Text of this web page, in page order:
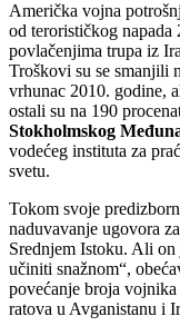
Američka vojna
od terorističkog
povlačenjima trupa iz
Troškovi su se smanjili
vrhunac 2010. godine,
ostali su na 190
Stokholmskog
vodećeg instituta za
svetu.
Tokom svoje
naduvavanje ugovora
Srednjem Istoku. Ali on
učiniti snažnom“,
povećanje broja
ratova u Avganistanu i